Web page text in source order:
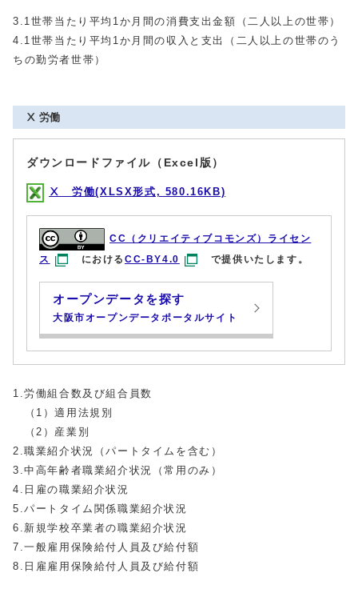
3.1世帯当たり平均1か月間の消費支出金額（二人以上の世帯）
4.1世帯当たり平均1か月間の収入と支出（二人以上の世帯のう
ちの勤労者世帯）
Ⅹ 労働
ダウンロードファイル（Excel版）
Ⅹ 労働(XLSX形式, 580.16KB)
CC（クリエイティブコモンズ）ライセン
ス
におけるCC-BY4.0 で提供いたします。
オープンデータを探す
大阪市オープンデータポータルサイト
1.労働組合数及び組合員数
（1）適用法規別
（2）産業別
2.職業紹介状況（パートタイムを含む）
3.中高年齢者職業紹介状況（常用のみ）
4.日雇の職業紹介状況
5.パートタイム関係職業紹介状況
6.新規学校卒業者の職業紹介状況
7.一般雇用保険給付人員及び給付額
8.日雇雇用保険給付人員及び給付額